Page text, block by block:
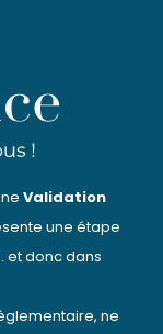
Validation
une étape
et donc dans
ne